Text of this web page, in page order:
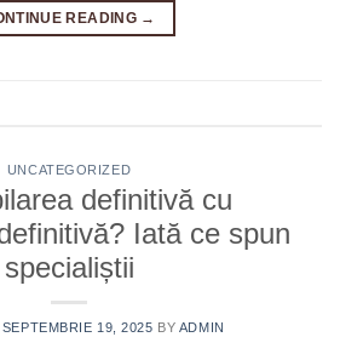
READING →
UNCATEGORIZED
definitivă cu
Iată ce spun
specialiștii
SEPTEMBRIE 19, 2025 BY ADMIN